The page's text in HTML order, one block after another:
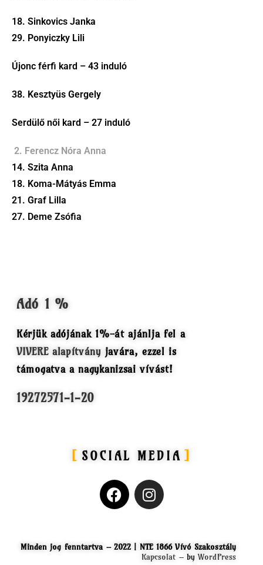
18. Sinkovics Janka
29. Ponyiczky Lili
Újonc férfi kard – 43 induló
38. Kesztyüs Gergely
Serdülő női kard – 27 induló
2. Ferencz Nóra Anna
14. Szita Anna
18. Koma-Mátyás Emma
21. Graf Lilla
27. Deme Zsófia
Adó 1 %
Kérjük adójának 1%-át ajánlja fel a
VIVERE alapítványjavára, ezzel is
támogatva a nagykanizsai vívást!
19272571-1-20
SOCIAL MEDIA
Minden jog fenntartva – 2022 | NTE 1866 Vívó Szakosztály
Kapcsolat – byWordPress